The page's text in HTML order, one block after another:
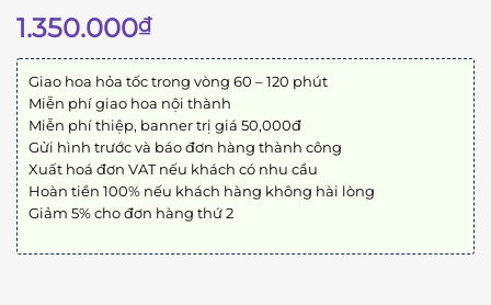
1.350.000₫
Giao hoa hỏa tốc trong vòng 60 – 120 phút
Miễn phí giao hoa nội thành
Miễn phí thiệp, banner trị giá 50,000đ
Gửi hình trước và báo đơn hàng thành công
Xuất hoá đơn VAT nếu khách có nhu cầu
Hoàn tiền 100% nếu khách hàng không hài lòng
Giảm 5% cho đơn hàng thứ 2